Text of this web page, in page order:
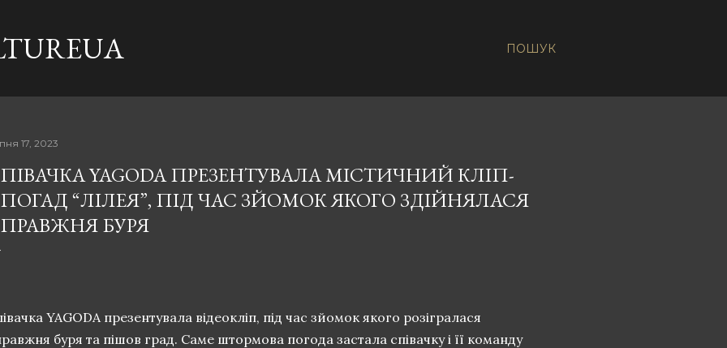
ПОШУК
17, 2023
YAGODA ПРЕЗЕНТУВАЛА МІСТИЧНИЙ КЛІП-
“ЛІЛЕЯ”, ПІД ЧАС ЗЙОМОК ЯКОГО ЗДІЙНЯЛАСЯ
БУРЯ
YAGODA презентувала відеокліп, під час зйомок якого розігралася
буря та пішов град. Саме штормова погода застала співачку і її команду